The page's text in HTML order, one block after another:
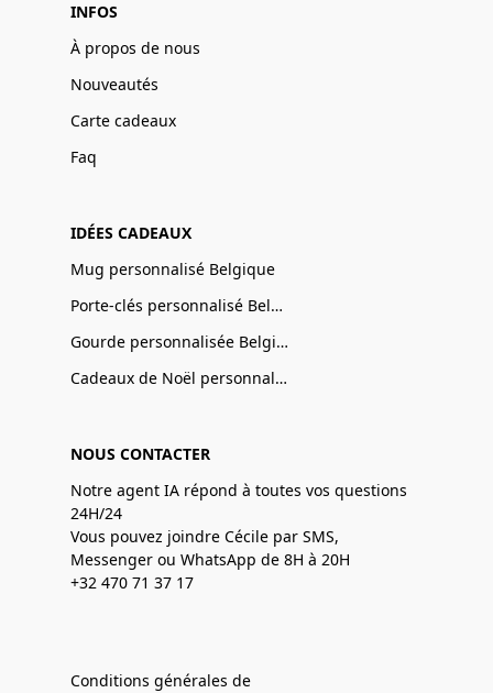
INFOS
À propos de nous
Nouveautés
Carte cadeaux
Faq
IDÉES CADEAUX
Mug personnalisé Belgique
Porte-clés personnalisé Belgique
Gourde personnalisée Belgique
Cadeaux de Noël personnalisé Belgique
NOUS CONTACTER
Notre agent IA répond à toutes vos questions
24H/24
Vous pouvez joindre Cécile par SMS,
Messenger ou WhatsApp de 8H à 20H
+32 470 71 37 17
Conditions générales de